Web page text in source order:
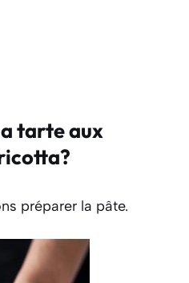
tarte aux
préparer la pâte.